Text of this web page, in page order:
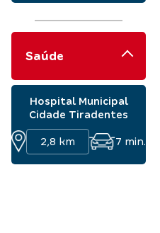
Saúde
Hospital Municipal
Cidade Tiradentes
2,8 km 7 min.